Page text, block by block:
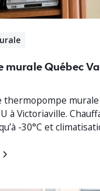
murale Québec
thermopompe
à Victoriaville.
-30°C et